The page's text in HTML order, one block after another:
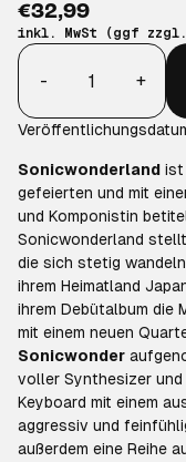
€32,99
inkl. MwSt (ggf zzgl.
Anzahl
-
+
Sonicwonderland ist
gefeierten und mit
und Komponistin
Sonicwonderland stellt
die sich stetig
ihrem Heimatland
ihrem Debütalbum die
mit einem neuen
Sonicwonder
voller Synthesizer
Keyboard mit einem
aggressiv und
außerdem eine Reihe